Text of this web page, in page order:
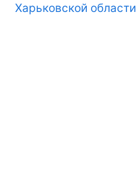
Харьковской области